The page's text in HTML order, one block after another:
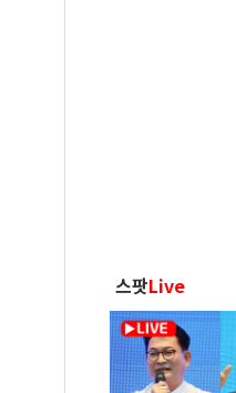
스팟Live